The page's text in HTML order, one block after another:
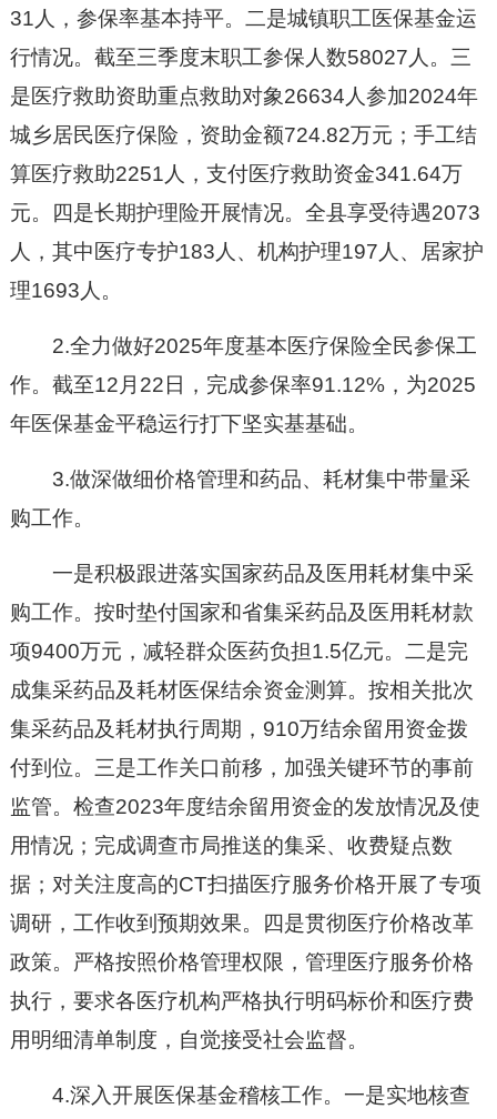
31人，参保率基本持平。 二是城镇职工医保基金运
行情况。 截至三季度末职工参保人数58027人。 三
是医疗救助资助重点救助对象26634人参加2024年
城乡居民医疗保险，资助金额724.82万元；手工结
算医疗救助2251人，支付医疗救助资金341.64万
元。
四是长期护理险开展情况。全县享受待遇2073
人，其中医疗专护183人、机构护理197人、居家护
理1693人。
2.全力做好2025年度基本医疗保险全民参保工
作。 截至12月22日，完成参保率91.12%，为2025
年医保基金平稳运行打下坚实基基础。
3.做深做细价格管理和药品、耗材集中带量采
购工作。
一是积极跟进落实国家药品及医用耗材集中采
购工作。按时垫付国家和省集采药品及医用耗材款
项9400万元，减轻群众医药负担1.5亿元。二是完
成集采药品及耗材医保结余资金测算。按相关批次
集采药品及耗材执行周期，910万结余留用资金拨
付到位。三是工作关口前移，加强关键环节的事前
监管。检查2023年度结余留用资金的发放情况及使
用情况；完成调查市局推送的集采、收费疑点数
据；对关注度高的CT扫描医疗服务价格开展了专项
调研，工作收到预期效果。四是贯彻医疗价格改革
政策。严格按照价格管理权限，管理医疗服务价格
执行，要求各医疗机构严格执行明码标价和医疗费
用明细清单制度，自觉接受社会监督。
4.深入开展医保基金稽核工作。一是实地核查